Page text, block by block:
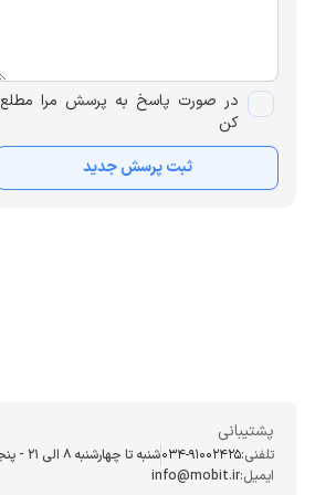
در صورت پاسخ به پرسش مرا مطلع
کن
ثبت پرسش جدید
پشتیبانی
تلفنی:034-91002425شنبه تا چهارشنبه ۸ الی ۲۱ - پنجشنبه 8 الی ۲۰:۳۰
ایمیل:info@mobit.ir